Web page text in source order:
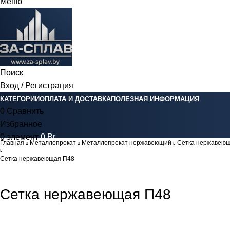
Поиск
Вход / Регистрация
КАТЕГОРИИОПЛАТА И ДОСТАВКАПОЛЕЗНАЯ ИНФОРМАЦИЯ
0 Сравнить
Избранное
0элемент 0Br
Главная Металлопрокат Металлопрокат нержавеющий Сетка
Сетка нержавеющая П48
Сетка нержавеющая П48